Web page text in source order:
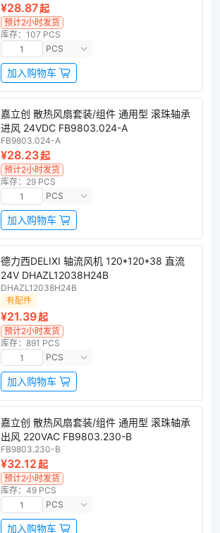
¥28.87起
预计2小时发货
库存：107 PCS
PCS
加入购物车
嘉立创 散热风扇套装/组件 通用型 滚珠轴承
进风 24VDC FB9803.024-A
FB9803.024-A
¥28.23起
预计2小时发货
库存：29 PCS
PCS
加入购物车
德力西DELIXI 轴流风机 120*120*38 直流
24V DHAZL12038H24B
DHAZL12038H24B
有配件
¥21.39起
预计2小时发货
库存：891 PCS
PCS
加入购物车
嘉立创 散热风扇套装/组件 通用型 滚珠轴承
出风 220VAC FB9803.230-B
FB9803.230-B
¥32.12起
预计2小时发货
库存：49 PCS
PCS
加入购物车